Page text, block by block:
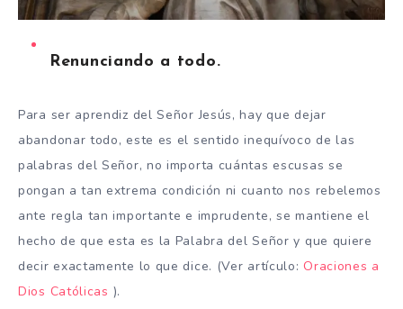
Renunciando a todo.
Para ser aprendiz del Señor Jesús, hay que dejar
abandonar todo, este es el sentido inequívoco de las
palabras del Señor, no importa cuántas escusas se
pongan a tan extrema condición ni cuanto nos rebelemos
ante regla tan importante e imprudente, se mantiene el
hecho de que esta es la Palabra del Señor y que quiere
decir exactamente lo que dice. (Ver artículo: Oraciones a
Dios Católicas ).